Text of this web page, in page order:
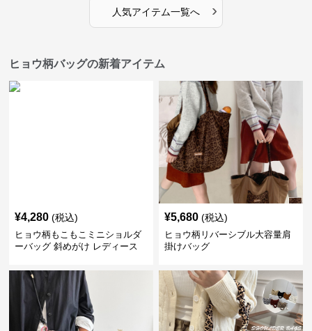
人気アイテム一覧へ ›
ヒョウ柄バッグの新着アイテム
¥4,280 (税込)
ヒョウ柄もこもこミニショルダ
ーバッグ 斜めがけ レディース
¥5,680 (税込)
ヒョウ柄リバーシブル大容量肩
掛けバッグ